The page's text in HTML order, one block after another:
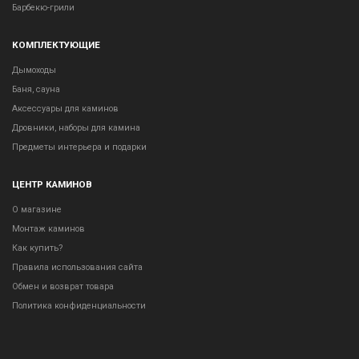
Барбекю-грили
КОМПЛЕКТУЮЩИЕ
Дымоходы
Баня, сауна
Аксессуары для каминов
Дровники, наборы для камина
Предметы интерьера и подарки
ЦЕНТР КАМИНОВ
О магазине
Монтаж каминов
Как купить?
Правила использования сайта
Обмен и возврат товара
Политика конфиденциальности